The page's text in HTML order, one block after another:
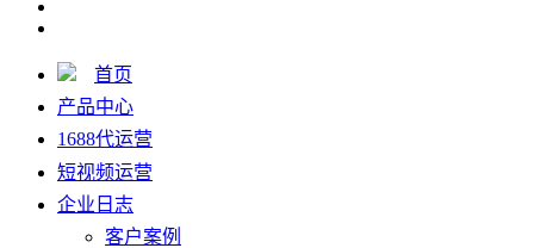
首页
产品中心
1688代运营
短视频运营
企业日志
客户案例